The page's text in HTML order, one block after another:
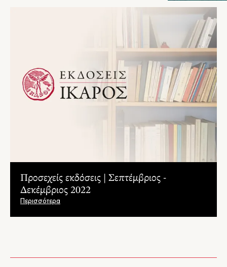
Προσεχείς εκδόσεις | Σεπτέμβριος -
Δεκέμβριος 2022
Περισσότερα